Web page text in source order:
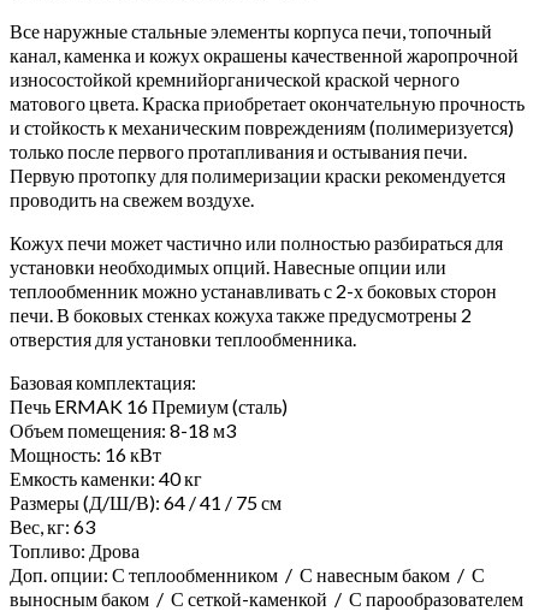
Все наружные стальные элементы корпуса печи, топочный
канал, каменка и кожух окрашены качественной жаропрочной
износостойкой кремнийорганической краской черного
матового цвета. Краска приобретает окончательную прочность
и стойкость к механическим повреждениям (полимеризуется)
только после первого протапливания и остывания печи.
Первую протопку для полимеризации краски рекомендуется
проводить на свежем воздухе.
Кожух печи может частично или полностью разбираться для
установки необходимых опций. Навесные опции или
теплообменник можно устанавливать с 2-х боковых сторон
печи. В боковых стенках кожуха также предусмотрены 2
отверстия для установки теплообменника.
Базовая комплектация:
Печь ERMAK 16 Премиум (сталь)
Объем помещения: 8-18 м3
Мощность: 16 кВт
Емкость каменки: 40 кг
Размеры (Д/Ш/В): 64 / 41 / 75 см
Вес, кг: 63
Топливо: Дрова
Доп. опции: С теплообменником / С навесным баком / С
выносным баком / С сеткой-каменкой / С парообразователем